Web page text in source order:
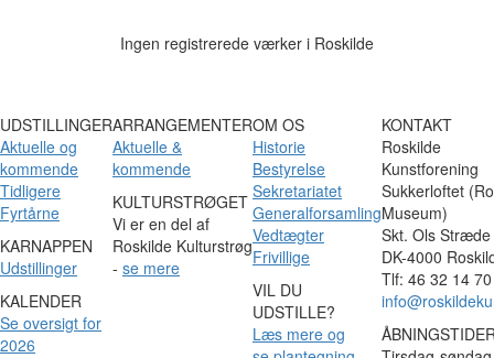
Ingen registrerede værker i Roskilde
UDSTILLINGER
Aktuelle og
kommende
Tidligere
Fyrtårne
KARNAPPEN
Udstillinger
KALENDER
Se oversigt for
2026
ARRANGEMENTER
Aktuelle &
kommende
KULTURSTRØGET
Vi er en del af
Roskilde Kulturstrøg
- se mere
OM OS
Historie
Bestyrelse
Sekretariatet
Generalforsamling
Vedtægter
Frivillige
VIL DU
UDSTILLE?
Læs mere og
KONTAKT
Roskilde
Kunstforening
Sukkerloftet
Museum)
Skt. Ols
DK-4000
Tlf: 46 32 14 70